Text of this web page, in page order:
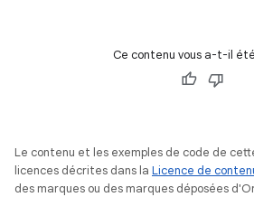
Ce contenu vous a-t-il
Le contenu et les exemples de code de
licences décrites dans la Licence de
des marques ou des marques déposées